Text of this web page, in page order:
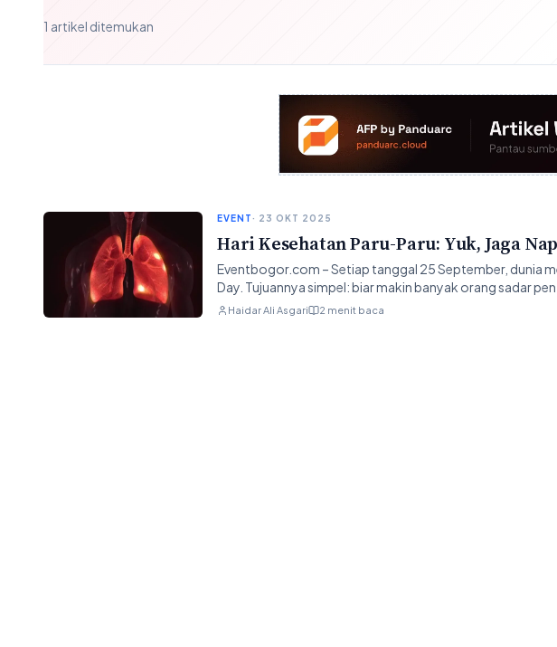
1 artikel ditemukan
EVENT· 23 OKT 2025
Hari Kesehatan Paru-Paru: Yuk, Jaga
Eventbogor.com – Setiap tanggal 25 September, dunia
Day. Tujuannya simpel: biar makin banyak orang sadar
Haidar Ali Asgari 2 menit baca